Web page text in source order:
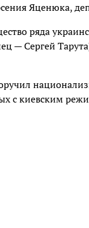
Яценюка,
ряда
— Сергей
с киевским